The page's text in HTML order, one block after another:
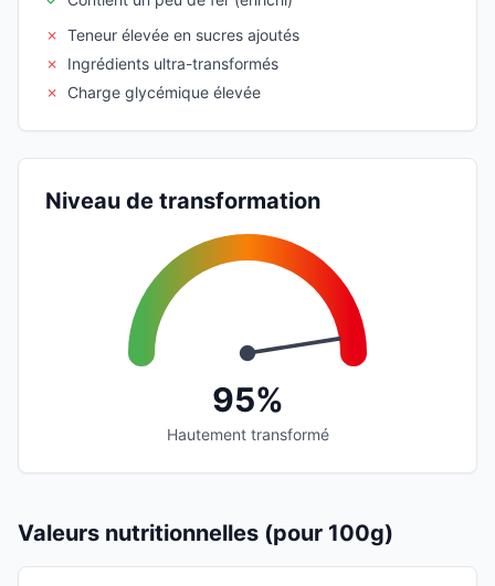
✗ Teneur élevée en sucres ajoutés
✗
Ingrédients ultra-transformés
✗
Charge glycémique élevée
Niveau de transformation
95%
Hautement transformé
Valeurs nutritionnelles (pour 100g)